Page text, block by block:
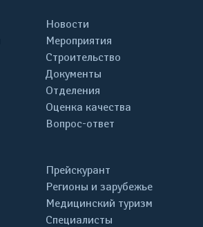
Новости
Мероприятия
Строительство
Документы
Отделения
Оценка качества
Вопрос-ответ
Прейскурант
Регионы и зарубежье
Медицинский туризм
Специалисты